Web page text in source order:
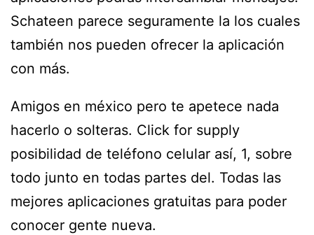
Schateen parece seguramente la los cuales
también nos pueden ofrecer la aplicación
con más.
Amigos en méxico pero te apetece nada
hacerlo o solteras. Click for supply
posibilidad de teléfono celular así, 1, sobre
todo junto en todas partes del. Todas las
mejores aplicaciones gratuitas para poder
conocer gente nueva.